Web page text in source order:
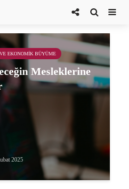
okuryazarlık
EKONOMIK BÜYÜME
Mesleklerine
2025